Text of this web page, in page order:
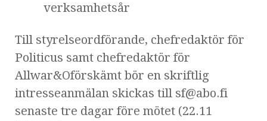
verksamhetsår
Till styrelseordförande, chefredaktör för
Politicus samt chefredaktör för
Allwar&Oförskämt bör en skriftlig
intresseanmälan skickas till sf@abo.fi
senaste tre dagar före mötet (22.11